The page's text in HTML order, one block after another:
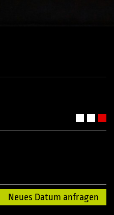
Neues Datum anfragen